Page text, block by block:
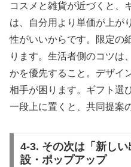
コスメと雑貨が近づくと、
は、自分用より単価が上が
性がいいからです。限定の
ります。生活者側のコツは
かを優先すること。デザイ
相手が困ります。ギフト選
一段上に置くと、共同提案
4-3. その次は「新し
設・ポップアップ